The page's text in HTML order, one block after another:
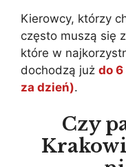
Kierowcy, którzy
często muszą się
które w
dochodzą już do 6
za dzień).
Czy